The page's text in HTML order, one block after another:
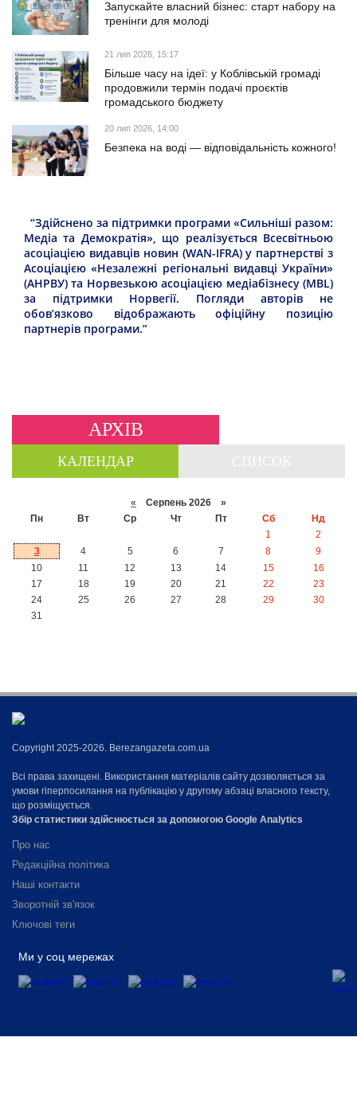
Запускайте власний бізнес: старт набору на
тренінги для молоді
21 лип 2026, 15:17
Більше часу на ідеї: у Коблівській громаді
продовжили термін подачі проєктів
громадського бюджету
20 лип 2026, 14:00
Безпека на воді — відповідальність кожного!
“Здійснено за підтримки програми «Сильніші разом:
Медіа та Демократія», що реалізується Всесвітньою
асоціацією видавців новин (WAN-IFRA) у партнерстві з
Асоціацією «Незалежні регіональні видавці України»
(АНРВУ) та Норвезькою асоціацією медіабізнесу (MBL)
за підтримки Норвегії. Погляди авторів не
обов’язково відображають офіційну позицію
партнерів програми.”
АРХІВ
КАЛЕНДАР
« Серпень 2026 »
Пн
Вт Ср Чт Пт Сб
Нд
1
2
3
4 5 6 7 8
9
10
11 12 13 14 15
16
17
18 19 20 21 22
23
24
25 26 27 28 29
30
31
Copyright 2025-2026. Berezangazeta.com.ua
Всі права захищені. Використання матеріалів сайту дозволяється за
умови гіперпосилання на публікацію у другому абзаці власного тексту,
що розміщується.
Збір статистики здійснюється за допомогою Google Analytics
Про нас
Редакційна політика
Наші контакти
Зворотній зв'язок
Ключові теги
Ми у соц мережах